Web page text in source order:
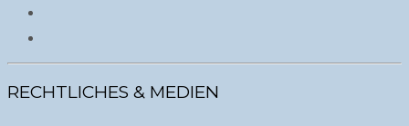
RECHTLICHES & MEDIEN